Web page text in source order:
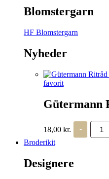
Blomstergarn
HF Blomstergarn
Nyheder
favorit
Gütermann
18,00 kr. -
Ritråd
-
Broderikit
Designere